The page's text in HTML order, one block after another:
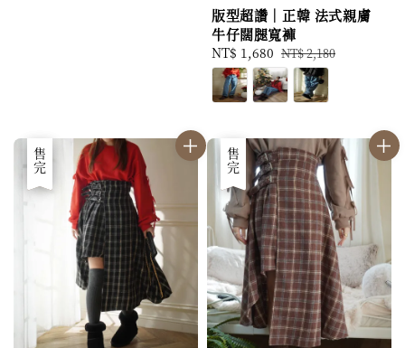
版型超讚｜正韓 法式親膚
牛仔闊腿寬褲
Sale
price
NT$ 1,680 Regular
price
NT$ 2,180
優惠
售完 優惠
售完